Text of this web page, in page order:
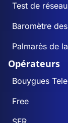
Test de
Baromètre
Palmarès de
Opérateurs
Bouygues
Free